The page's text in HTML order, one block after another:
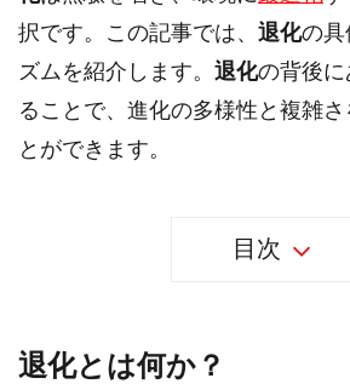
択です。この記事では、 退化の具
ズムを紹介します。 退化の背後
ることで、進化の多様性と複雑
とができます。
目次
退化とは何か？